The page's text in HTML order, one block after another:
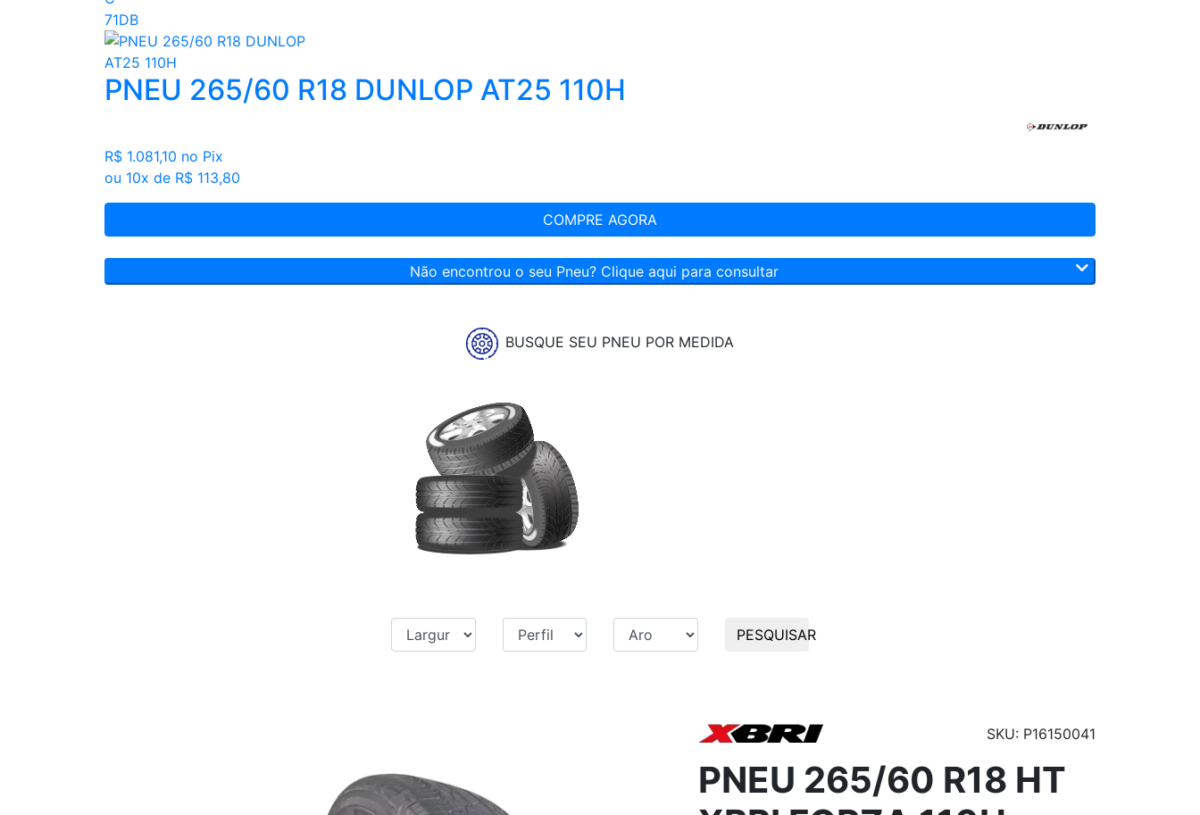
71DB
PNEU 265/60 R18 DUNLOP AT25 110H
R$ 1.081,10 no Pix
ou 10x de R$ 113,80
COMPRE AGORA
Não encontrou o seu Pneu? Clique aqui para consultar
BUSQUE SEU PNEU POR MEDIDA
PESQUISAR
SKU: P16150041
PNEU 265/60 R18 HT